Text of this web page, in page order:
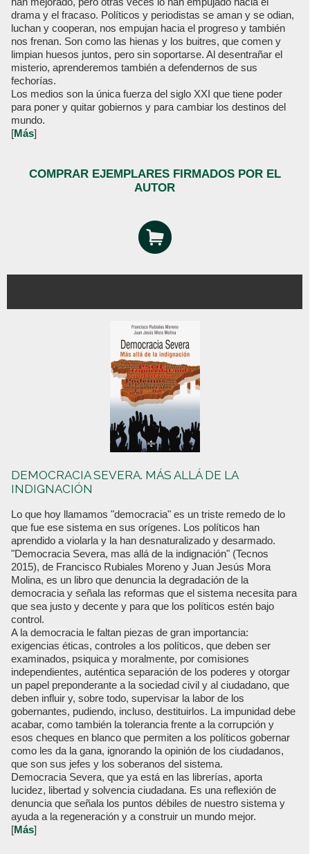
drama y el fracaso. Políticos y periodistas se aman y se odian,
luchan y cooperan, nos empujan hacia el progreso y también
nos frenan. Son como las hienas y los buitres, que comen y
limpian huesos juntos, pero sin soportarse. Al desentrañar el
misterio, aprenderemos también a defendernos de sus
fechorías.
Los medios son la única fuerza del siglo XXI que tiene poder
para poner y quitar gobiernos y para cambiar los destinos del
mundo.
[Más]
COMPRAR EJEMPLARES FIRMADOS POR EL
AUTOR
DEMOCRACIA SEVERA. MÁS ALLÁ DE LA
INDIGNACIÓN
Lo que hoy llamamos "democracia" es un triste remedo de lo
que fue ese sistema en sus orígenes. Los políticos han
aprendido a violarla y la han desnaturalizado y desarmado.
"Democracia Severa, mas allá de la indignación" (Tecnos
2015), de Francisco Rubiales Moreno y Juan Jesús Mora
Molina, es un libro que denuncia la degradación de la
democracia y señala las reformas que el sistema necesita para
que sea justo y decente y para que los políticos estén bajo
control.
A la democracia le faltan piezas de gran importancia:
exigencias éticas, controles a los políticos, que deben ser
examinados, psiquica y moralmente, por comisiones
independientes, auténtica separación de los poderes y otorgar
un papel preponderante a la sociedad civil y al ciudadano, que
deben influir y, sobre todo, supervisar la labor de los
gobernantes, pudiendo, incluso, destituirlos. La impunidad debe
acabar, como también la tolerancia frente a la corrupción y
esos cheques en blanco que permiten a los políticos gobernar
como les da la gana, ignorando la opinión de los ciudadanos,
que son sus jefes y los soberanos del sistema.
Democracia Severa, que ya está en las librerías, aporta
lucidez, libertad y solvencia ciudadana. Es una reflexión de
denuncia que señala los puntos débiles de nuestro sistema y
ayuda a la regeneración y a construir un mundo mejor.
[Más]